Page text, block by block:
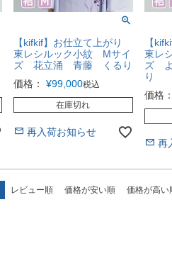
【kifkif】お仕立て上がり
東レシルック小紋 Mサイ
ズ 花立涌 青藤 くるり
価格：
¥99,000税込
在庫切れ
再入荷お知らせ
【
東レ
ズ
り
価格：
再
レビュー順 価格が安い順 価格が高い